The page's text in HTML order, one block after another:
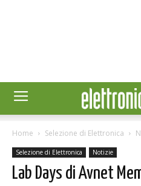
Home Selezione di Elettronica
Selezione di Elettronica Notizie
Lab Days di Avnet